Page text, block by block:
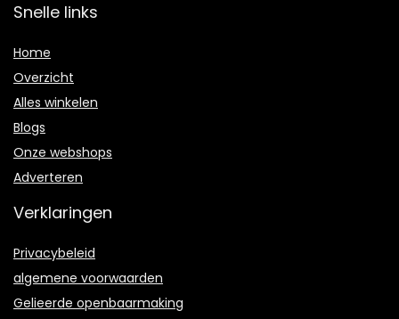
Snelle links
Home
Overzicht
Alles winkelen
Blogs
Onze webshops
Adverteren
Verklaringen
Privacybeleid
algemene voorwaarden
Gelieerde openbaarmaking